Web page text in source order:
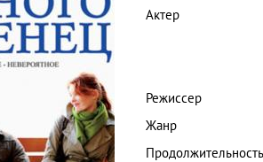
Актер
Режиссер
Жанр
Продолжительность